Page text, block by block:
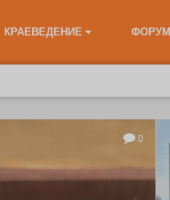
КРАЕВЕДЕНИЕ ФОРУМ
0